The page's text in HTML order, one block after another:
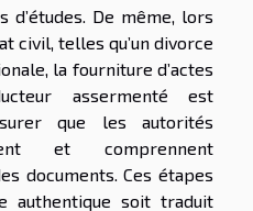
De même, lors
civil, telles qu’un divorce
la fourniture d’actes
assermenté est
que les autorités
et comprennent
documents. Ces étapes
authentique soit traduit